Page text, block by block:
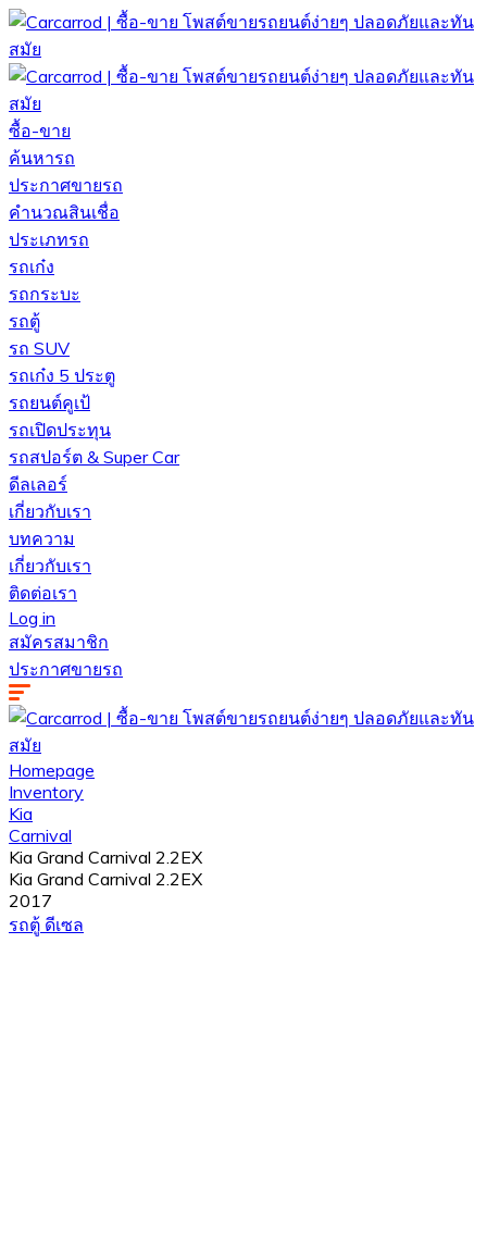
ซื้อ-ขาย
ค้นหารถ
ประกาศขายรถ
คำนวณสินเชื่อ
ประเภทรถ
รถเก๋ง
รถกระบะ
รถตู้
รถ SUV
รถเก๋ง 5 ประตู
รถยนต์คูเป้
รถเปิดประทุน
รถสปอร์ต & Super Car
ดีลเลอร์
เกี่ยวกับเรา
บทความ
เกี่ยวกับเรา
ติดต่อเรา
Log in
สมัครสมาชิก
ประกาศขายรถ
Homepage
Inventory
Kia
Carnival
Kia Grand Carnival 2.2EX
Kia Grand Carnival 2.2EX
2017
รถตู้ ดีเซล